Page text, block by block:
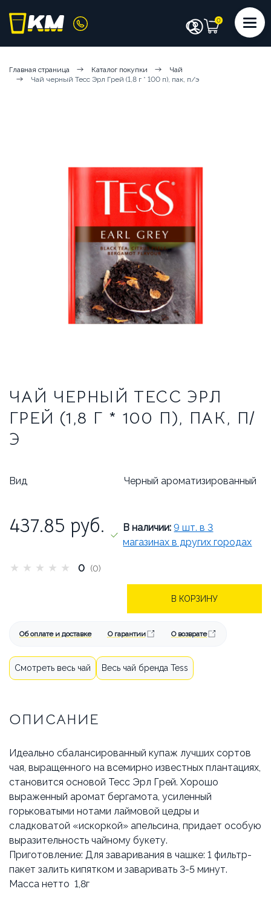
КОФЕМАШИНЫ КОФЕ СИРОПЫ
АРЕНДА КОФЕМАШИН
КОФЕМАШИНЫ НА СУХИХ ИНГРЕДИЕНТАХ
КОФЕМАШИНЫ НА ЦЕЛЬНОМ МОЛОКЕ
ТРАДИЦИОННЫЕ ЭСПРЕССО-МАШИНЫ
СЕРВИСНЫЙ ЦЕНТР
ВВОД В ЭКСПЛУАТАЦИЮ
УСЛОВИЯ ВОЗВРАТА
АКЦИИ
ОПЛАТА И ДОСТАВКА
ОТВЕЧАЕМ НА ВОПРОСЫ
СТАТЬИ
ОБ АРЕНДЕ
Главная страница Каталог покупки
Чай
Чай черный Тесс Эрл Грей (1,8 г * 100 п), пак, п/э
ЧАЙ ЧЕРНЫЙ ТЕСС ЭРЛ
ГРЕЙ (1,8 Г * 100 П), ПАК, П/
Э
Вид Черный ароматизированный
437.85 руб. В наличии:9 шт. в 3
магазинах в других городах
★ ★ ★ ★ ★ 0 (0)
В КОРЗИНУ
Об оплате и доставке О гарантии О возврате
Смотреть весь чай Весь чай бренда Tess
ОПИСАНИЕ
Идеально сбалансированный купаж лучших сортов
чая, выращенного на всемирно известных плантациях,
становится основой Тесс Эрл Грей. Хорошо
выраженный аромат бергамота, усиленный
горьковатыми нотами лаймовой цедры и
сладковатой «искоркой» апельсина, придает особую
выразительность чайному букету.
Приготовление: Для заваривания в чашке: 1 фильтр-
пакет залить кипятком и заваривать 3-5 минут.
Масса нетто 1,8г